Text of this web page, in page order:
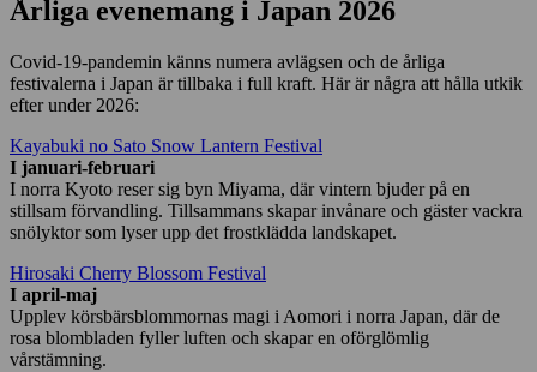
Årliga evenemang i Japan 2026
Covid-19-pandemin känns numera avlägsen och de årliga
festivalerna i Japan är tillbaka i full kraft. Här är några att hålla utkik
efter under 2026:
Kayabuki no Sato Snow Lantern Festival
I januari-februari
I norra Kyoto reser sig byn Miyama, där vintern bjuder på en
stillsam förvandling. Tillsammans skapar invånare och gäster vackra
snölyktor som lyser upp det frostklädda landskapet.
Hirosaki Cherry Blossom Festival
I april-maj
Upplev körsbärsblommornas magi i Aomori i norra Japan, där de
rosa blombladen fyller luften och skapar en oförglömlig
vårstämning.